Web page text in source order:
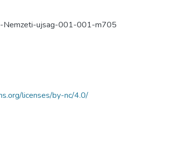
ujsag-001-001-m705
licenses/by-nc/4.0/